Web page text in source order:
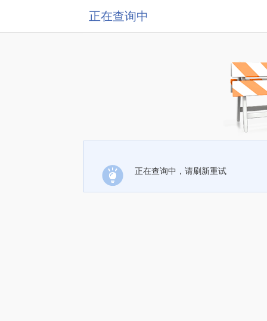
正在查询中
正在查询中，请刷新重试